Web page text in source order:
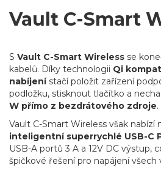
Vault C-Smart
S Vault C-Smart Wireless se
kabelů. Díky technologii Qi
nabíjenístačí položit zařízení
podložku, stisknout tlačítko a
W přímo z bezdrátového zdroje.
Vault C-Smart Wireless však nabízí
inteligentní superrychlé USB-C
USB-A portů 3 A a 12V DC výstup,
špičkové řešení pro napájení všech